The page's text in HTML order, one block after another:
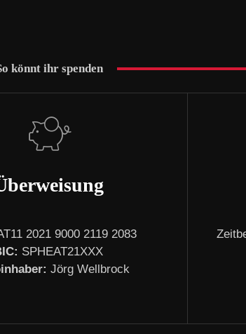
könnt ihr spenden
2021 9000 2119 2083
SPHEAT21XXX
Jörg Wellbrock